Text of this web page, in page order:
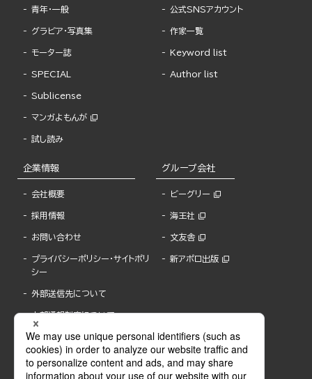
青年・一般
グラビア・写真集
モーター誌
SPECIAL
Sublicense
マンガよもんが
試し読み
公式SNSアカウント
作家一覧
Keyword list
Author list
企業情報
会社概要
採用情報
お問い合わせ
プライバシーポリシー・サイトポリ
シー
外部送信先について
内部通報制度について
グループ会社
ビーグリー
海王社
文友舎
新アポロ出版